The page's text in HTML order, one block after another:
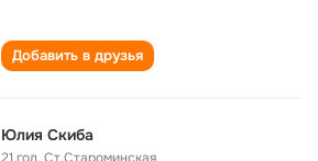
Добавить в друзья
Юлия Скиба